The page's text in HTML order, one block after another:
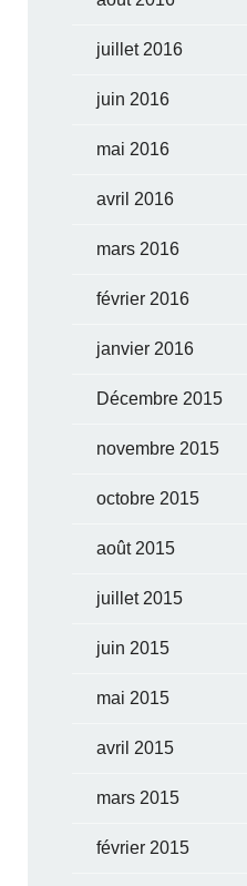
juillet 2016
juin 2016
mai 2016
avril 2016
mars 2016
février 2016
janvier 2016
Décembre 2015
novembre 2015
octobre 2015
août 2015
juillet 2015
juin 2015
mai 2015
avril 2015
mars 2015
février 2015